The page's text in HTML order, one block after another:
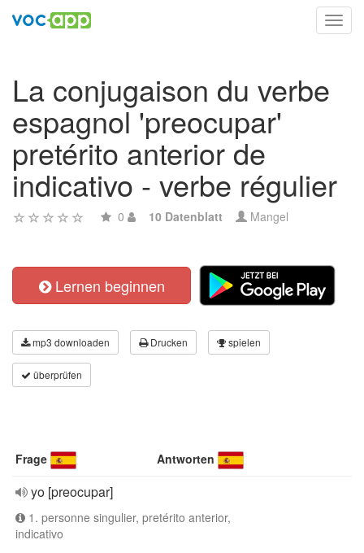
La conjugaison du verbe
espagnol 'preocupar'
pretérito anterior de
indicativo - verbe régulier
0 10 Datenblatt Mangel
Lernen beginnen
mp3 downloaden Drucken spielen
überprüfen
Frage Antworten
yo [preocupar]
1. personne singulier, pretérito anterior,
indicativo